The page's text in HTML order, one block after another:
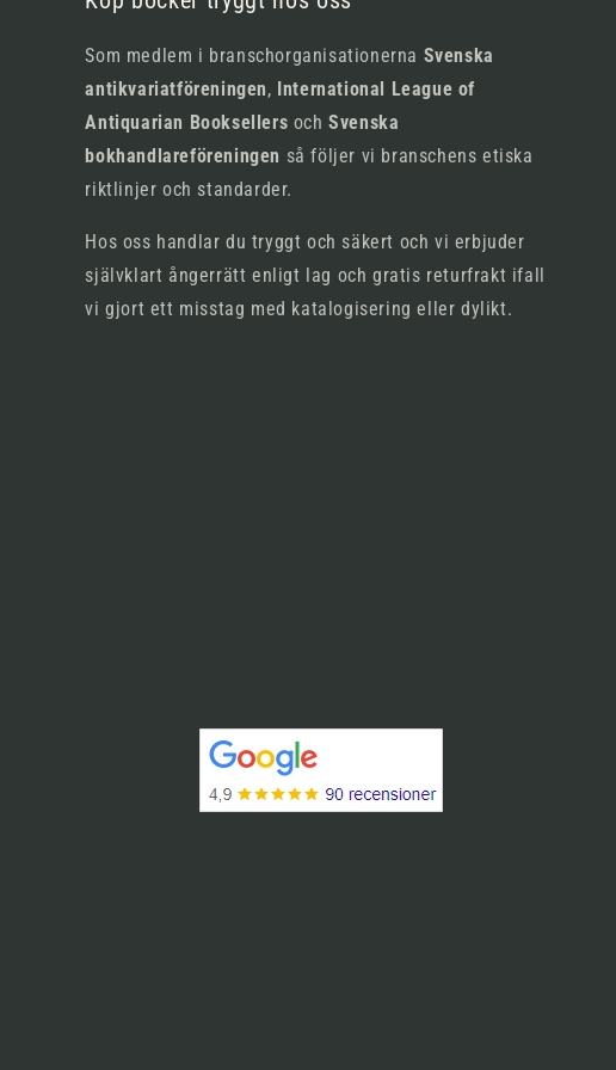
Som medlem i branschorganisationerna Svenska
antikvariatföreningen, International League of
Antiquarian Booksellers ochSvenska
bokhandlareföreningen så följer vi branschens etiska
riktlinjer och standarder.
Hos oss handlar du tryggt och säkert och vi erbjuder
självklart ångerrätt enligt lag och gratis returfrakt ifall
vi gjort ett misstag med katalogisering eller dylikt.